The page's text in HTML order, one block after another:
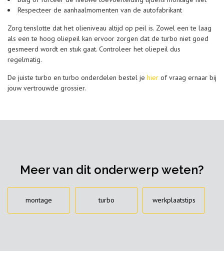
Respecteer de aanhaalmomenten van de autofabrikant
Zorg tenslotte dat het olieniveau altijd op peil is. Zowel een te laag
als een te hoog oliepeil kan ervoor zorgen dat de turbo niet goed
gesmeerd wordt en stuk gaat. Controleer het oliepeil dus
regelmatig.
De juiste turbo en turbo onderdelen bestel je hier of vraag ernaar bij
jouw vertrouwde grossier.
Meer van dit onderwerp weten?
montage turbo werkplaatstips